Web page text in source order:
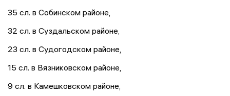
35 сл. в Собинском районе,
32 сл. в Суздальском районе,
23 сл. в Судогодском районе,
15 сл. в Вязниковском районе,
9 сл. в Камешковском районе,